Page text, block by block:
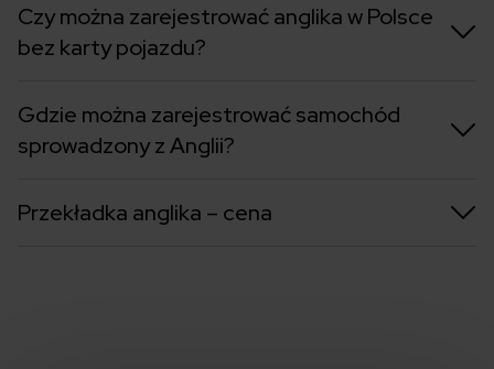
Czy można zarejestrować anglika w Polsce
bez karty pojazdu?
Gdzie można zarejestrować samochód
sprowadzony z Anglii?
Przekładka anglika – cena